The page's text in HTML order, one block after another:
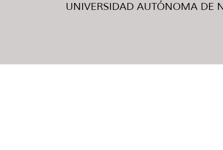
UNIVERSIDAD AUTÓNOMA DE